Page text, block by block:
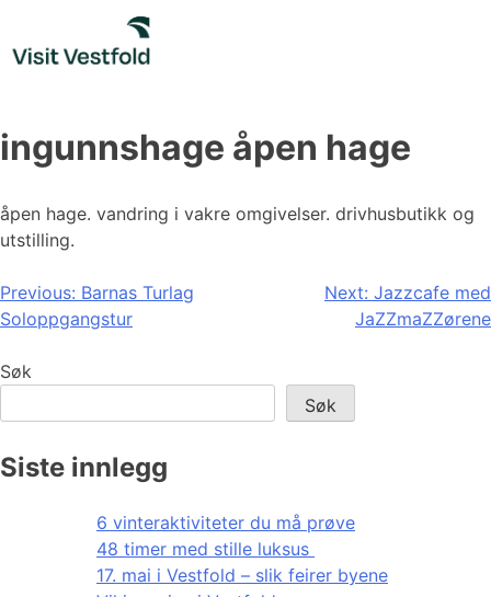
content
ingunnshage åpen hage
åpen hage. vandring i vakre omgivelser. drivhusbutikk og
utstilling.
Innleggsnavigasjon
Previous: Barnas Turlag
Soloppgangstur
Next: Jazzcafe med
JaZZmaZZørene
Søk
Søk
Siste innlegg
6 vinteraktiviteter du må prøve
48 timer med stille luksus
17. mai i Vestfold – slik feirer byene